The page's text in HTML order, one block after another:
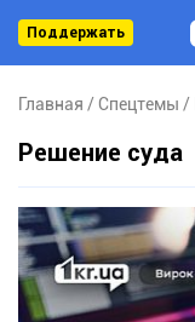
Поддержать
Главная Спецтемы
Решение суда